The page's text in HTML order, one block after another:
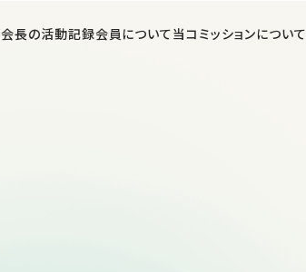
会長の活動記録会員について当コミッションについて